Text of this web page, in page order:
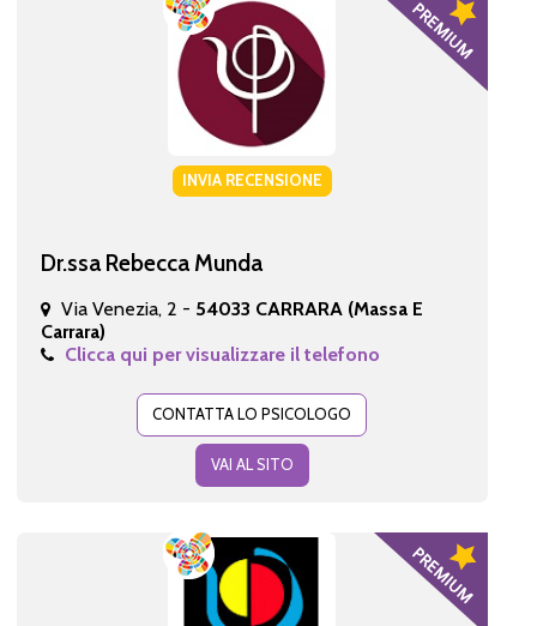
INVIA RECENSIONE
Dr.ssa Rebecca Munda
Via Venezia, 2 - 54033 CARRARA (Massa E
Carrara)
Clicca qui per visualizzare il telefono
CONTATTA LO PSICOLOGO
VAI AL SITO